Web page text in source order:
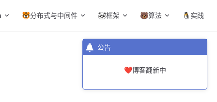
公告
❤️博客翻新中
🐯分布式与中间件 🐼框架 🐻算法 🐧实践